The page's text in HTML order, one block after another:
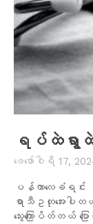
ရပ်ထဲရွာထဲ
ဖေ‌ဖော်ဝါရီ 17,
ပန်ကာလေခံရင်း အိပ်
ရာသီဥတုအေးပါတယ်
သွေးကြောပိတ်တယ် ပြောတာပဲ။ နေပူကြီးထဲ မထွက်ပါနဲ့